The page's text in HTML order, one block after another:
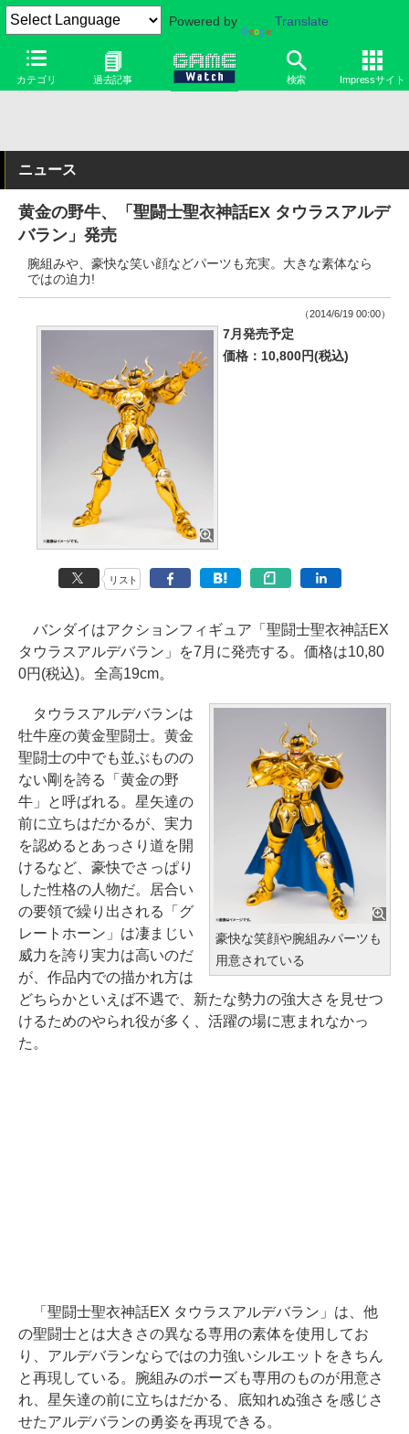
Powered by Translate
カテゴリ 過去記事 検索 Impressサイト
ニュース
黄金の野牛、「聖闘士聖衣神話EX タウラスアルデ
バラン」発売
腕組みや、豪快な笑い顔などパーツも充実。大きな素体なら
ではの迫力!
（2014/6/19 00:00）
7月発売予定
価格：10,800円(税込)
リスト
バンダイはアクションフィギュア「聖闘士聖衣神話EX
タウラスアルデバラン」を7月に発売する。価格は10,80
0円(税込)。全高19cm。
豪快な笑顔や腕組みパーツも
用意されている
タウラスアルデバランは
牡牛座の黄金聖闘士。黄金
聖闘士の中でも並ぶものの
ない剛を誇る「黄金の野
牛」と呼ばれる。星矢達の
前に立ちはだかるが、実力
を認めるとあっさり道を開
けるなど、豪快でさっぱり
した性格の人物だ。居合い
の要領で繰り出される「グ
レートホーン」は凄まじい
威力を誇り実力は高いのだ
が、作品内での描かれ方は
どちらかといえば不遇で、新たな勢力の強大さを見せつ
けるためのやられ役が多く、活躍の場に恵まれなかっ
た。
「聖闘士聖衣神話EX タウラスアルデバラン」は、他
の聖闘士とは大きさの異なる専用の素体を使用してお
り、アルデバランならではの力強いシルエットをきちん
と再現している。腕組みのポーズも専用のものが用意さ
れ、星矢達の前に立ちはだかる、底知れぬ強さを感じさ
せたアルデバランの勇姿を再現できる。